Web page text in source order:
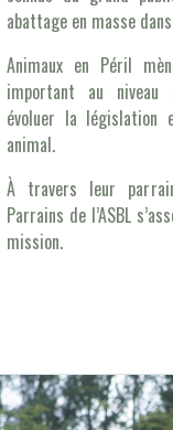
abattage en masse
Animaux en Péril
important au
évoluer la législation
animal.
À travers leur
Parrains de l’ASBL
mission.